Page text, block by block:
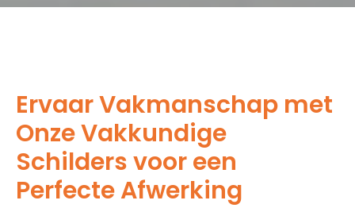
Ervaar Vakmanschap met
Onze Vakkundige
Schilders voor een
Perfecte Afwerking